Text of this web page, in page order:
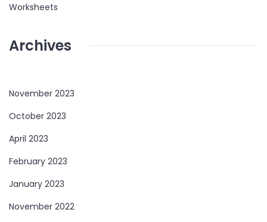
Worksheets
Archives
November 2023
October 2023
April 2023
February 2023
January 2023
November 2022